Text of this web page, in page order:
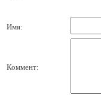
Имя:
Коммент: